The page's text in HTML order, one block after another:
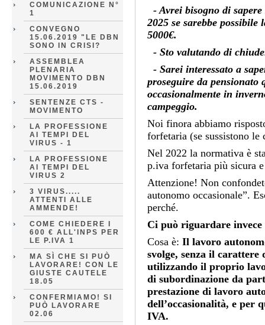
COMUNICAZIONE N°
1
CONVEGNO
15.06.2019 "LE DBN
SONO IN CRISI?
ASSEMBLEA
PLENARIA
MOVIMENTO DBN
15.06.2019
SENTENZE CTS -
MOVIMENTO
LA PROFESSIONE
AI TEMPI DEL
VIRUS - 1
LA PROFESSIONE
AI TEMPI DEL
VIRUS 2
3 VIRUS.....
ATTENTI ALLE
AMMENDE!
COME CHIEDERE I
600 € ALL'INPS PER
LE P.IVA 1
MA SÌ CHE SI PUÒ
LAVORARE! CON LE
GIUSTE CAUTELE
18.05
CONFERMIAMO! SI
PUÒ LAVORARE
02.06
- Avrei bisogno di
2025 se sarebbe
5000€.
- Sto valutando di
- Sarei interessato a
proseguire da
occasionalmente in
campeggio.
Noi finora abbiamo
forfetaria (se sussistono
Nel 2022 la normativa è
p.iva forfetaria più sicura
Attenzione! Non
autonomo occasionale”.
perché.
Ci può riguardare
Cosa è: Il lavoro
svolge, senza il
utilizzando il proprio
di subordinazione da
prestazione di lavoro
dell’occasionalità, e per
IVA.